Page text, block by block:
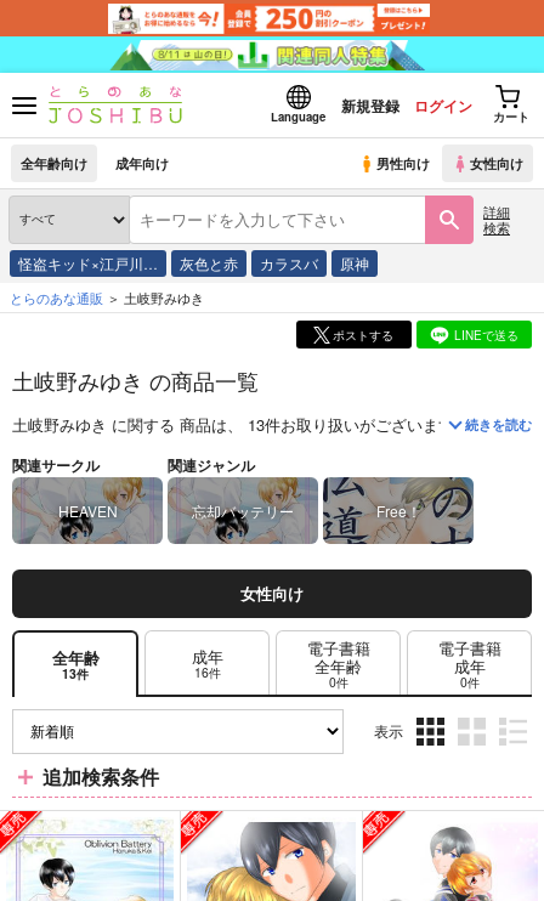
Language
新規登録 ログイン
カート
全年齢向け 成年向け 男性向け 女性向け
詳細
検索
怪盗キッド×江戸川… 灰色と赤 カラスバ 原神
とらのあな通販 土岐野みゆき
ポストする LINEで送る
土岐野みゆき の商品一覧
土岐野みゆき に関する 商品は、 13件お取り扱いがございます。「
続きを読む
関連サークル
HEAVEN
関連ジャンル
忘却バッテリー Free！
女性向け
全年齢
13件
成年
16件
電子書籍
全年齢
0件
電子書籍
成年
0件
表示
ム
表
示
ム
表
示
ム
表
追加検索条件